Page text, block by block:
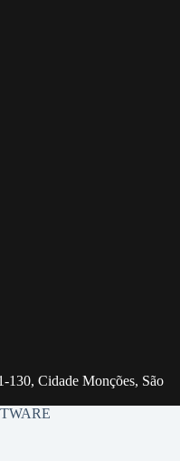
130, Cidade Monções, São